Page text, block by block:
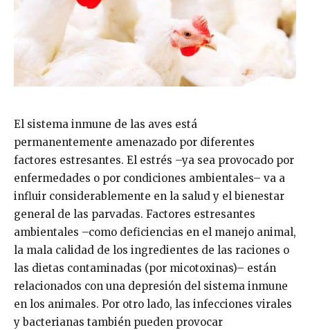
El sistema inmune de las aves está
permanentemente amenazado por diferentes
factores estresantes. El estrés –ya sea provocado por
enfermedades o por condiciones ambientales– va a
influir considerablemente en la salud y el bienestar
general de las parvadas. Factores estresantes
ambientales –como deficiencias en el manejo animal,
la mala calidad de los ingredientes de las raciones o
las dietas contaminadas (por micotoxinas)– están
relacionados con una depresión del sistema inmune
en los animales. Por otro lado, las infecciones virales
y bacterianas también pueden provocar